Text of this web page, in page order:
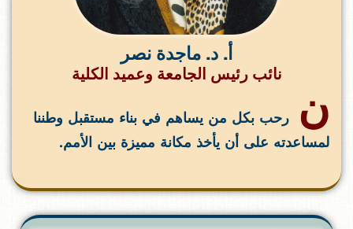
أ. د. ماجدة نصر
نائب رئيس الجامعة وعميد الكلية
ن
رحب بكل من يساهم في بناء مستقبل وطننا
لمساعدته على أن يأخذ مكانة مميزة بين الأمم.